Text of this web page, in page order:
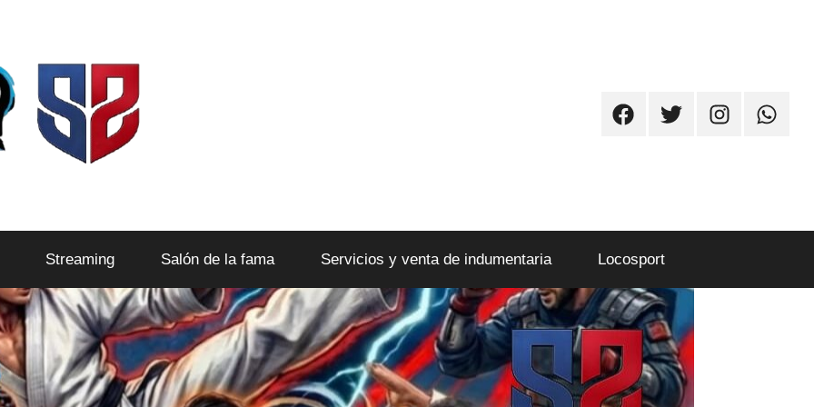
FacebookTwitter Instagram
Streaming Salón de la fama Servicios y venta de indumentaria Locosport